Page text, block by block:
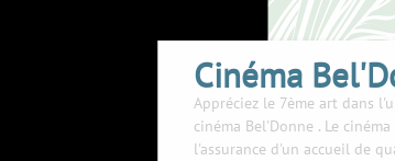
Cinéma
Appréciez le 7ème art dans
cinéma Bel'Donne . Le
l'assurance d'un accueil de